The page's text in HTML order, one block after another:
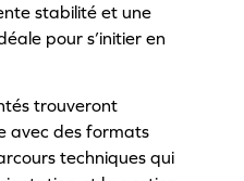
stabilité et une
pour s’initier en
trouveront
avec des formats
techniques qui